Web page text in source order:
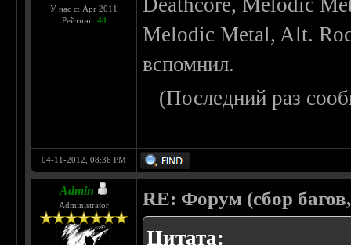
У нас с: Apr 2011
Рейтинг: 40
Deathcore, Melodic
Melodic Metal, Alt.
вспомнил.
(Последний раз
04-11-2012, 08:36 PM
Admin
Administrator RE: Форум (сбор
Цитата: